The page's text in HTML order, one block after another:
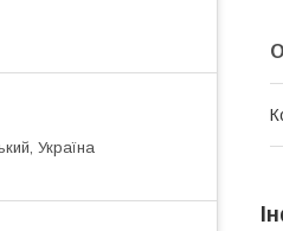
Україна